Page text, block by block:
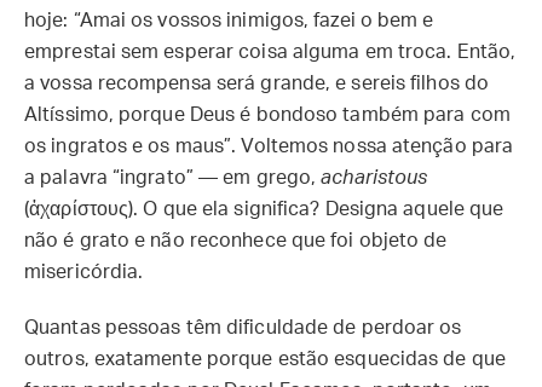
hoje: “Amai os vossos inimigos, fazei o bem e
emprestai sem esperar coisa alguma em troca. Então,
a vossa recompensa será grande, e sereis filhos do
Altíssimo, porque Deus é bondoso também para com
os ingratos e os maus”. Voltemos nossa atenção para
a palavra “ingrato” — em grego,acharistous
(ἀχαρίστους). O que ela significa? Designa aquele que
não é grato e não reconhece que foi objeto de
misericórdia.
Quantas pessoas têm dificuldade de perdoar os
outros, exatamente porque estão esquecidas de que